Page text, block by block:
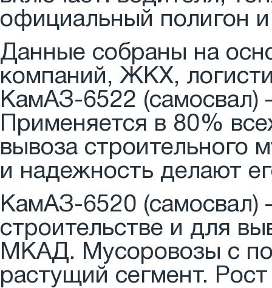
официальный полигон
Данные собраны на
компаний, ЖКХ,
КамАЗ-6522
Применяется в 80%
вывоза строительного
и надежность делают
КамАЗ-6520
строительстве и для
МКАД. Мусоровозы с
растущий сегмент.